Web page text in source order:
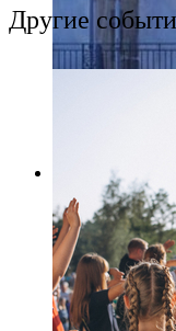
Фото:
Другие